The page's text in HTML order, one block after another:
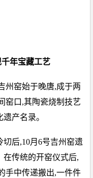
年宝藏工艺
州窑始于晚唐,成于两
窑口,其陶瓷烧制技艺
产名录。
后,10月6号吉州窑遗
传统的开窑仪式后,
手中传递搬出,一件件